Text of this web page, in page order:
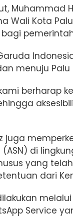
Muhammad
Wali Kota
menuju
berharap
juga
di
yang
dari
Service